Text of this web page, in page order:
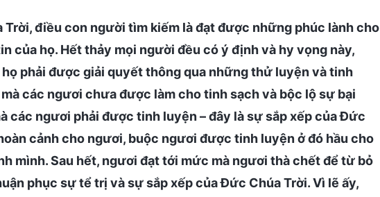
điều con người tìm kiếm là đạt được những phúc lành cho
của họ. Hết thảy mọi người đều có ý định và hy vọng này,
phải được giải quyết thông qua những thử luyện và tinh
các ngươi chưa được làm cho tinh sạch và bộc lộ sự bại
các ngươi phải được tinh luyện – đây là sự sắp xếp của Đức
cảnh cho ngươi, buộc ngươi được tinh luyện ở đó hầu cho
mình. Sau hết, ngươi đạt tới mức mà ngươi thà chết để từ bỏ
phục sự tể trị và sự sắp xếp của Đức Chúa Trời. Vì lẽ ấy,